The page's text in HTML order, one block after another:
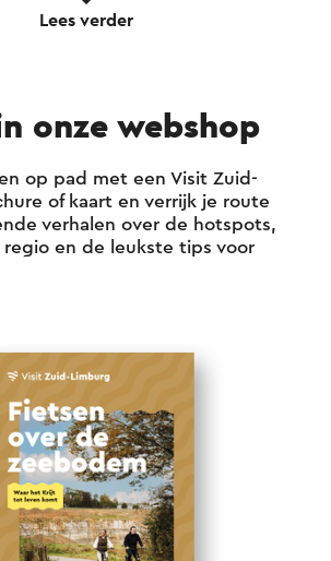
thema van de
vier geschakelde lussen die
verhaal over de Krijtperiode
is ruim 117 kilometer. Als
zou je in een dag door het hele
reizen, maar je kunt er natuurlijk
verdere beschrijving van de route
het thema krijt is
Lees verder
onze webshop
op pad met een Visit Zuid-
of kaart en verrijk je route
verhalen over de hotspots,
en de leukste tips voor